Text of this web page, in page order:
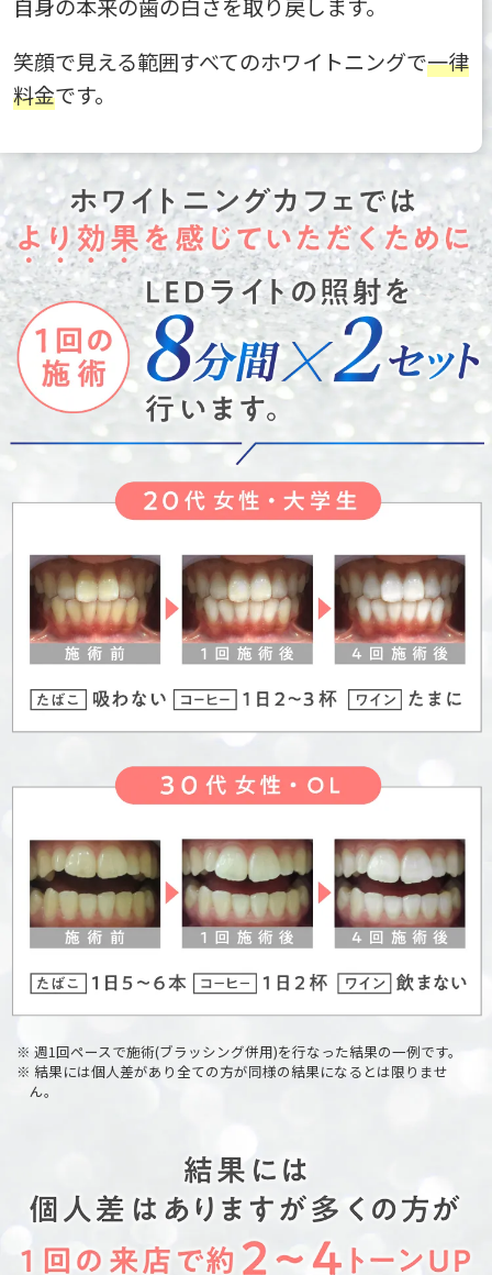
自身の本来の歯の白さを取り戻します。
笑顔で見える範囲すべてのホワイトニングで一律
料金です。
※ 週1回ペースで施術(ブラッシング併用)を行なった結果の一例です。
※ 結果には個人差があり全ての方が同様の結果になるとは限りませ
ん。